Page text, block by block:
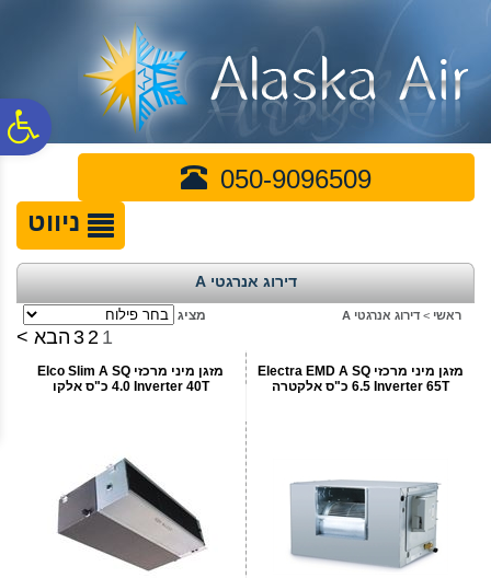
נגישות
המרכזי
050-9096509
ניווט
דירוג אנרגטי A
ראשי > דירוג אנרגטי A מציג
1
2
3 הבא >
מזגן מיני מרכזי Electra EMD A SQ
Inverter 65T ‏6.5 ‏כ"ס אלקטרה
מזגן מיני מרכזי Elco Slim A SQ
Inverter 40T ‏4.0 ‏כ"ס אלקו